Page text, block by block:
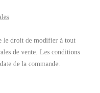
le droit de modifier à tout
de vente. Les conditions
de la commande.